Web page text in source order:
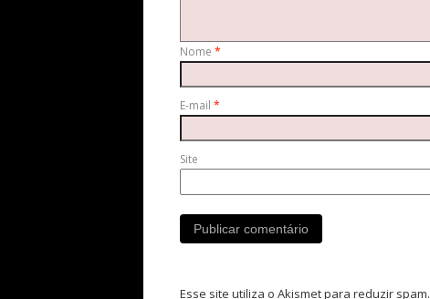
Nome *
E-mail *
Site
Esse site utiliza o Akismet para reduzir spam.